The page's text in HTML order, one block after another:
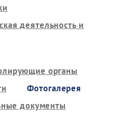
деятельность и
органы
Фотогалерея
документы